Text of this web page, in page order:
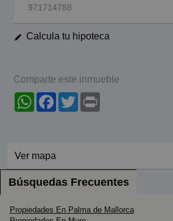
971714788
Calcula tu hipoteca
Comparte este inmueble
WhatsAppFacebook
Twitter
Ver mapa
Búsquedas Frecuentes
Propiedades En Palma de Mallorca